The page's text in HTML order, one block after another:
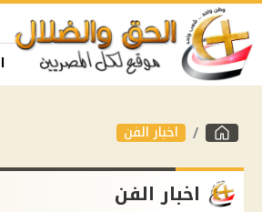
اخبار الفن
اخبار الفن